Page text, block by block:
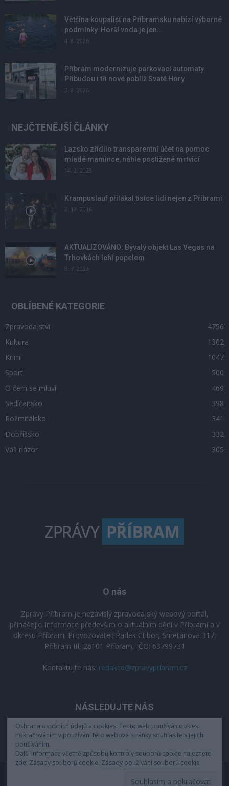
Většina koupališť na Příbramsku nabízí výborné
podmínky. Horší voda je jen...
4. 8. 2026
Příbram modernizuje parkovací automaty.
Přibudou i tři nové poblíž Svaté Hory
3. 8. 2026
NEJČTENĚJŠÍ ČLÁNKY
Lazsko zřídilo transparentní účet na pomoc
mladé mamince, náhle postižené mrtvicí
14. 2. 2023
Krampuslauf přilákal tisíce lidí nejen z Příbrami
2. 12. 2016
AKTUALIZOVÁNO: Bývalý objekt Las Vegas na
Trhovkách lehl popelem
8. 7. 2023
OBLÍBENÉ KATEGORIE
Zpravodajství
4756
Kultura
1302
Krimi
1047
Sport
500
O čem se mluví
469
Sedlčansko
398
Rožmitálsko
341
Dobříšsko
332
Váš názor
305
O nás
Zprávy Příbram je nezávislý zpravodajský webový portál,
přinášející informace především o aktuálním dění v Příbrami a v
okresu Příbram. Provozovatel: Radek Ctibor, Smetanova 317,
Příbram III, 26101 Příbram, IČO: 63799731
Kontaktujte nás: redakce@zpravypribram.cz
NÁSLEDUJTE NÁS
Ochrana osobních údajů a cookies: Tento web používá cookies.
Pokračováním v používání této webové stránky souhlasíte s jejich
používáním.
Další informace včetně způsobu kontroly souborů cookie naleznete
zde: Zásady souborů cookie. Zásady používání souborů cookie